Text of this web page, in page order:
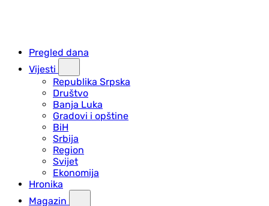
Pregled dana
Vijesti
Republika Srpska
Društvo
Banja Luka
Gradovi i opštine
BiH
Srbija
Region
Svijet
Ekonomija
Hronika
Magazin